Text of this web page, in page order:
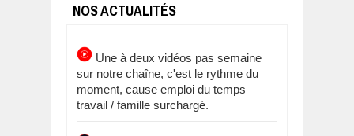
NOS ACTUALITÉS
Une à deux vidéos pas semaine
sur notre chaîne, c'est le rythme du
moment, cause emploi du temps
travail / famille surchargé.